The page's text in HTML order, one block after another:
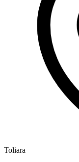
Toliara